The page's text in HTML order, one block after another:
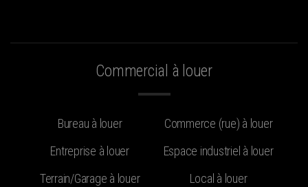
Commercial à louer
Bureau à louer
Commerce (rue) à louer
Entreprise à louer
Espace industriel à louer
Terrain/Garage à louer
Local à louer